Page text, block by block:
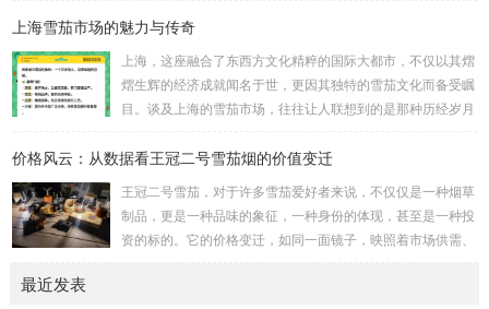
微缩镜像，一种凝聚了匠心与传统的精致之物。它与古老的雅
火花。想象一下，霓虹灯下，一位品味者手持雪茄，细品生
活，这不仅仅是抽烟，而是对城市脉动的低语，对历史的致
敬。 宁波的小国粹雪茄，源于上世纪的匠人传承，其制作...
上海雪茄市场的魅力与传奇
上海，这座融合了东西方文化精粹的国际大都市，不仅以其熠
熠生辉的经济成就闻名于世，更因其独特的雪茄文化而备受瞩
目。谈及上海的雪茄市场，往往让人联想到的是那种历经岁月
更是一幅关于历史与现代、喧嚣与静谧交错的丰富画卷。 雪
而，在上海，这种传统符号被赋予了更多维度的意义。上海的
雪茄市场不仅仅是商品的交换平台，它更像是一个社交的场
域，是精英人士心灵的栖息之地，是文化传承与创新的纽...
价格风云：从数据看王冠二号雪茄烟的价值变迁
王冠二号雪茄，对于许多雪茄爱好者来说，不仅仅是一种烟草
制品，更是一种品味的象征，一种身份的体现，甚至是一种投
资的标的。它的价格变迁，如同一面镜子，映照着市场供需、
最近发表